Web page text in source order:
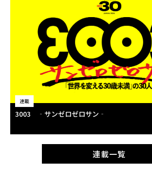
連載
3003 ‐サンゼロゼロサン‐
連載一覧